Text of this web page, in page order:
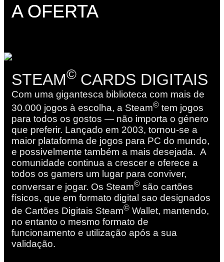
A OFERTA
STEAM© CARDS DIGITAIS
Com uma gigantesca biblioteca com mais de
30.000 jogos à escolha, a Steam© tem jogos
para todos os gostos — não importa o género
que preferir. Lançado em 2003, tornou-se a
maior plataforma de jogos para PC do mundo,
e possivelmente também a mais desejada. A
comunidade continua a crescer e oferece a
todos os gamers um lugar para conviver,
conversar e jogar. Os Steam© são cartões
físicos, que em formato digital sao designados
de Cartões Digitais Steam© Wallet, mantendo,
no entanto o mesmo formato de
funcionamento e utilização após a sua
validação.